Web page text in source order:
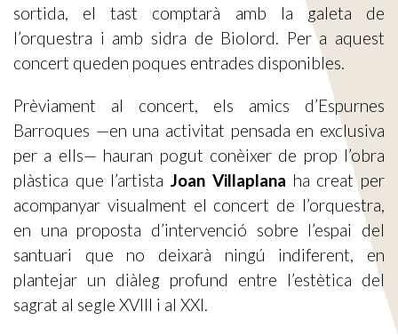
sortida, el tast comptarà amb la galeta de
l’orquestra i amb sidra de Biolord. Per a aquest
concert queden poques entrades disponibles.
Prèviament al concert, els amics d’Espurnes
Barroques —en una activitat pensada en exclusiva
per a ells— hauran pogut conèixer de prop l’obra
plàstica que l’artistaJoan Villaplana ha creat per
acompanyar visualment el concert de l’orquestra,
en una proposta d’intervenció sobre l’espai del
santuari que no deixarà ningú indiferent, en
plantejar un diàleg profund entre l’estètica del
sagrat al segle XVIII i al XXI.